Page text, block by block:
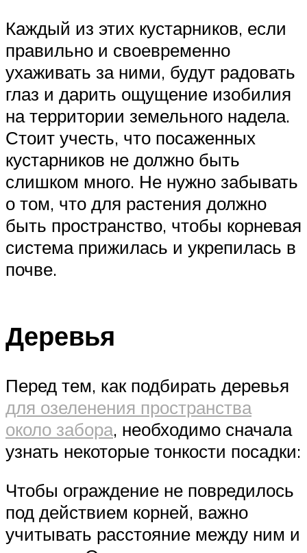
Каждый из этих кустарников, если
правильно и своевременно
ухаживать за ними, будут радовать
глаз и дарить ощущение изобилия
на территории земельного надела.
Стоит учесть, что посаженных
кустарников не должно быть
слишком много. Не нужно забывать
о том, что для растения должно
быть пространство, чтобы корневая
система прижилась и укрепилась в
почве.
Деревья
Перед тем, как подбирать деревья
для озеленения пространства
около забора, необходимо сначала
узнать некоторые тонкости посадки:
Чтобы ограждение не повредилось
под действием корней, важно
учитывать расстояние между ним и